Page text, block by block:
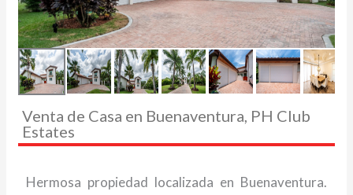
Venta de Casa en Buenaventura, PH Club
Estates
Hermosa propiedad localizada en Buenaventura.